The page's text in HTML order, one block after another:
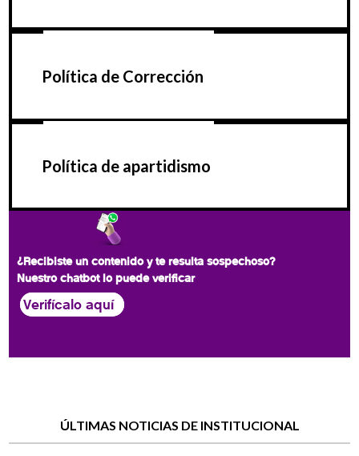
Política de Corrección
Política de apartidismo
¿Recibiste un contenido y te resulta sospechoso?
Nuestro chatbot lo puede verificar
Verifícalo aquí
ÚLTIMAS NOTICIAS DE INSTITUCIONAL